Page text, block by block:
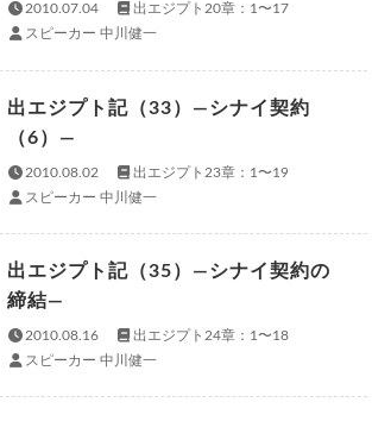
2010.07.04
出エジプト20章：1〜17
スピーカー 中川健一
出エジプト記（33）—シナイ契約
（6）—
2010.08.02
出エジプト23章：1〜19
スピーカー 中川健一
出エジプト記（35）—シナイ契約の
締結—
2010.08.16
出エジプト24章：1〜18
スピーカー 中川健一